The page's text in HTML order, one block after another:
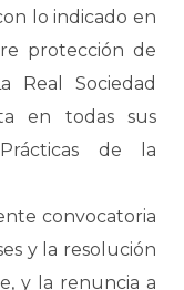
lo indicado en
protección de
Real Sociedad
en todas sus
de la
convocatoria
y la resolución
y la renuncia a